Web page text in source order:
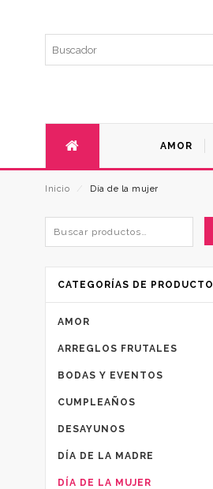
AMOR
Inicio Día de la mujer
CATEGORÍAS DE PRODUCTO
AMOR
ARREGLOS FRUTALES
BODAS Y EVENTOS
CUMPLEAÑOS
DESAYUNOS
DÍA DE LA MADRE
DÍA DE LA MUJER